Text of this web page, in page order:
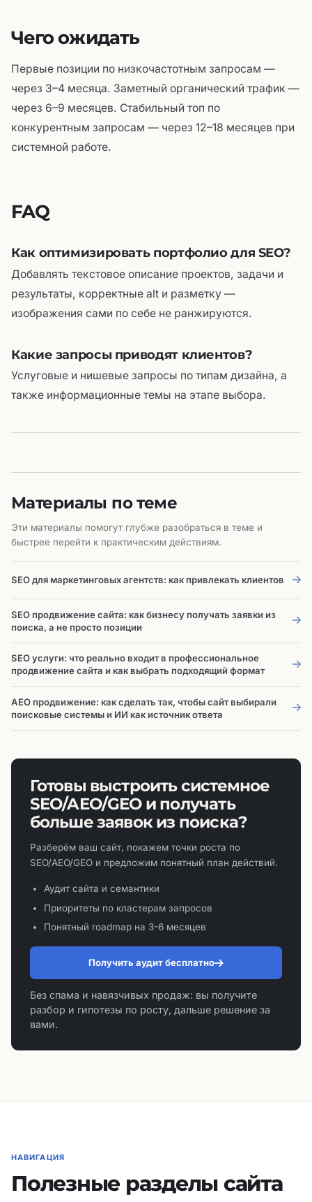
Чего ожидать
Первые позиции по низкочастотным запросам —
через 3–4 месяца. Заметный органический трафик —
через 6–9 месяцев. Стабильный топ по
конкурентным запросам — через 12–18 месяцев при
системной работе.
FAQ
Как оптимизировать портфолио для SEO?
Добавлять текстовое описание проектов, задачи и
результаты, корректные alt и разметку —
изображения сами по себе не ранжируются.
Какие запросы приводят клиентов?
Услуговые и нишевые запросы по типам дизайна, а
также информационные темы на этапе выбора.
Материалы по теме
Эти материалы помогут глубже разобраться в теме и
быстрее перейти к практическим действиям.
SEO для маркетинговых агентств: как привлекать клиентов
SEO продвижение сайта: как бизнесу получать заявки из
поиска, а не просто позиции
SEO услуги: что реально входит в профессиональное
продвижение сайта и как выбрать подходящий формат
AEO продвижение: как сделать так, чтобы сайт выбирали
поисковые системы и ИИ как источник ответа
Готовы выстроить системное
SEO/AEO/GEO и получать
больше заявок из поиска?
Разберём ваш сайт, покажем точки роста по
SEO/AEO/GEO и предложим понятный план действий.
Аудит сайта и семантики
Приоритеты по кластерам запросов
Понятный roadmap на 3-6 месяцев
Получить аудит бесплатно
Без спама и навязчивых продаж: вы получите
разбор и гипотезы по росту, дальше решение за
вами.
НАВИГАЦИЯ
Полезные разделы сайта